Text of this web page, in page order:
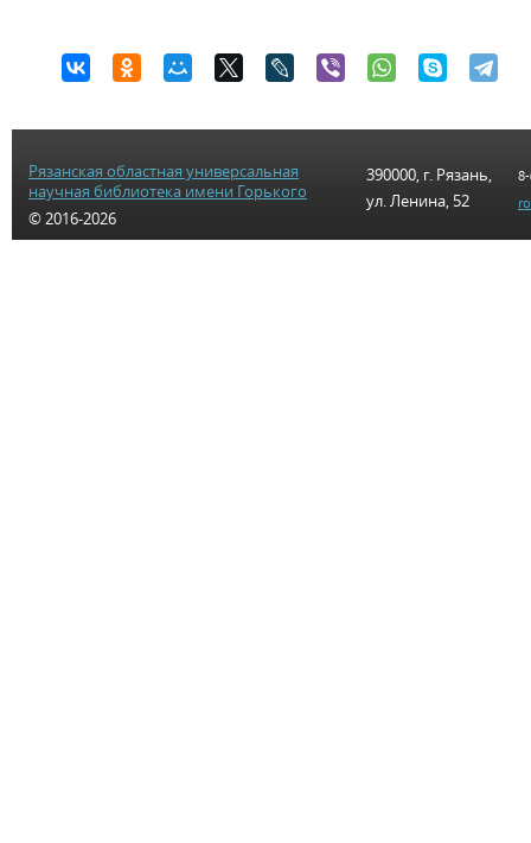
Рязанская областная универсальная
научная библиотека имени Горького
© 2016-2026
390000, г. Рязань,
ул. Ленина, 52